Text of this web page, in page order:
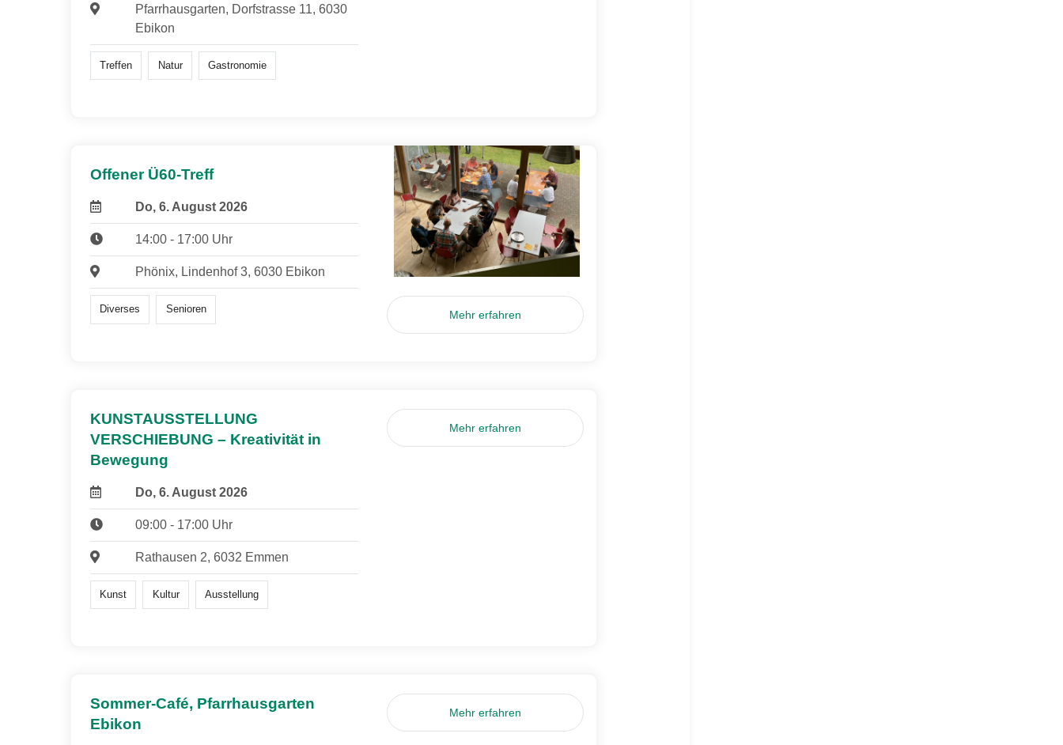
Pfarrhausgarten, Dorfstrasse 11, 6030
Ebikon
Treffen Natur Gastronomie
Offener Ü60-Treff
Do, 6. August 2026
14:00 - 17:00 Uhr
Phönix, Lindenhof 3, 6030 Ebikon
Diverses Senioren Mehr erfahren
KUNSTAUSSTELLUNG
VERSCHIEBUNG – Kreativität in
Bewegung
Do, 6. August 2026
09:00 - 17:00 Uhr
Rathausen 2, 6032 Emmen
Kunst Kultur Ausstellung
Mehr erfahren
Sommer-Café, Pfarrhausgarten
Ebikon
Mehr erfahren